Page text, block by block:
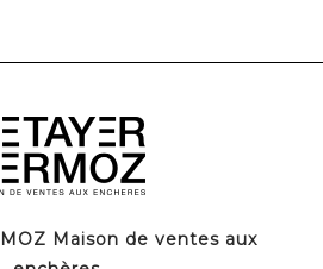
Maison de ventes aux